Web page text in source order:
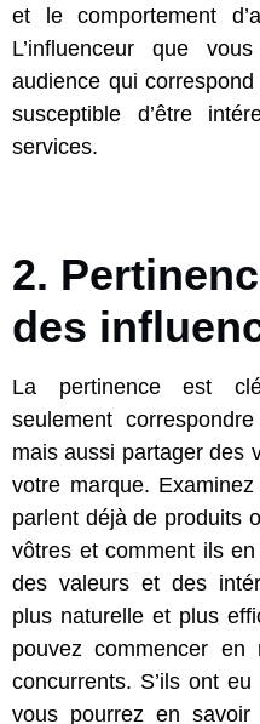
et le comportement
L’influenceur que
audience qui
susceptible d’être
services.
2.
des
La pertinence est
seulement
mais aussi partager des
votre marque.
parlent déjà de produits
vôtres et comment ils
des valeurs et des
plus naturelle et plus
pouvez commencer
concurrents. S’ils ont
vous pourrez en